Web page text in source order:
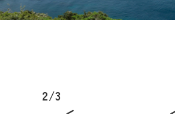
2/3